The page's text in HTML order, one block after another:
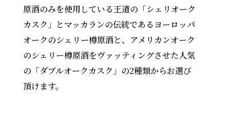
原酒のみを使用している王道の「シェリオーク
カスク」とマッカランの伝統であるヨーロッパ
オークのシェリー樽原酒と、アメリカンオーク
のシェリー樽原酒をヴァッティングさせた人気
の「ダブルオークカスク」の2種類からお選び
頂けます。